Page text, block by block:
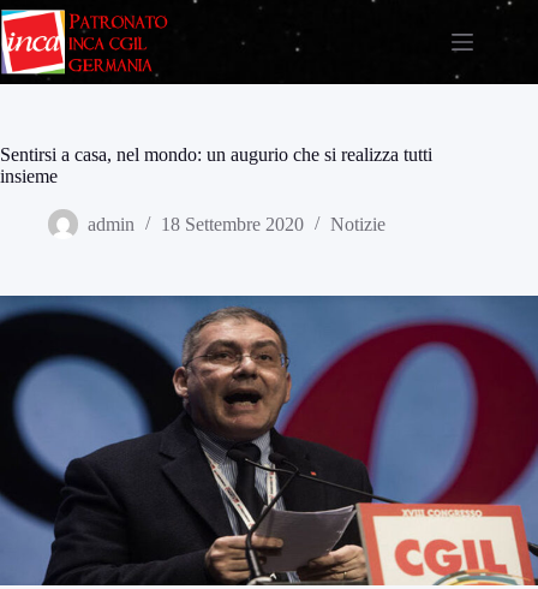
Salta
al
contenuto
Sentirsi a casa, nel mondo: un augurio che si realizza tutti
insieme
admin 18 Settembre 2020 Notizie